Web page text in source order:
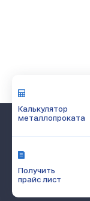
Калькулятор
металлопроката
Получить
прайс лист